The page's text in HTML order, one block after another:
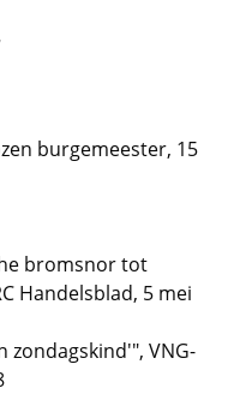
burgemeester, 15
bromsnor tot
Handelsblad, 5 mei
zondagskind'", VNG-